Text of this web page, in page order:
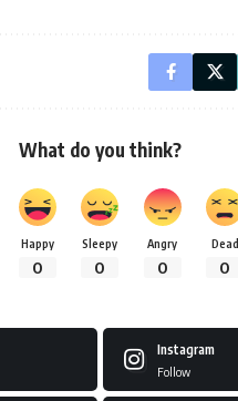
What do you think?
Happy
0
Sleepy
0
Angry
0
Dead
0
Instagram
Follow